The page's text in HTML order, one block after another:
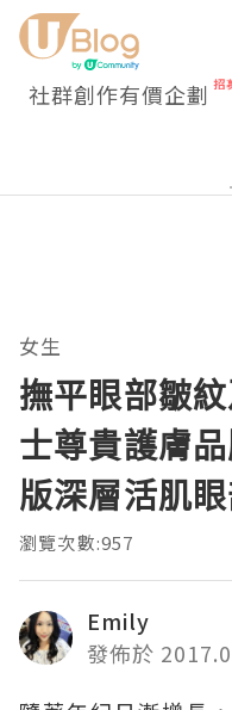
社群創作有價企劃
女生
撫平眼部皺
士尊貴護膚
版深層活肌
瀏覽次數:957
Emily
發佈於